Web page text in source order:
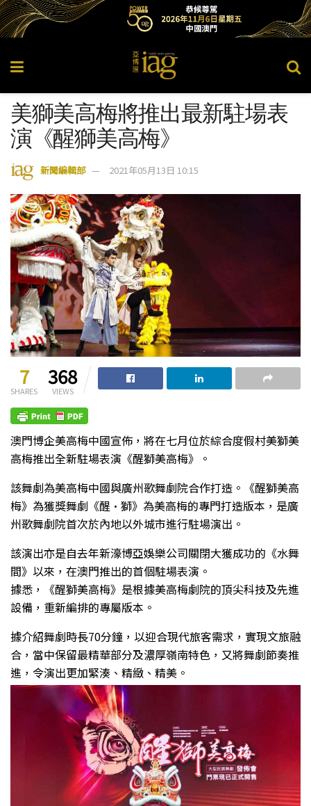
美獅美高梅將推出最新駐場表
演《醒獅美高梅》
新聞編輯部 2021年05月13日 10:15
7
SHARES
368
VIEWS
澳門博企美高梅中國宣佈，將在七月位於綜合度假村美獅美
高梅推出全新駐場表演《醒獅美高梅》。
該舞劇為美高梅中國與廣州歌舞劇院合作打造。《醒獅美高
梅》為獲獎舞劇《醒·獅》為美高梅的專門打造版本，是廣
州歌舞劇院首次於內地以外城市進行駐場演出。
該演出亦是自去年新濠博亞娛樂公司關閉大獲成功的《水舞
間》以來，在澳門推出的首個駐場表演。
據悉，《醒獅美高梅》是根據美高梅劇院的頂尖科技及先進
設備，重新編排的專屬版本。
據介紹舞劇時長70分鐘，以迎合現代旅客需求，實現文旅融
合，當中保留最精華部分及濃厚嶺南特色，又將舞劇節奏推
進，令演出更加緊湊、精緻、精美。